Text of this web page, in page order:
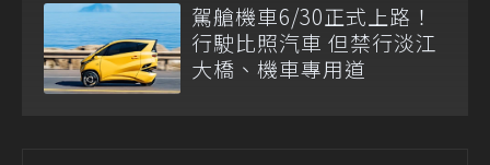
駕艙機車6/30正式上路！
行駛比照汽車 但禁行淡江
大橋、機車專用道